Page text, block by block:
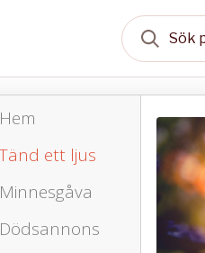
Hem
ett ljus
Minnesgåva
Dödsannons